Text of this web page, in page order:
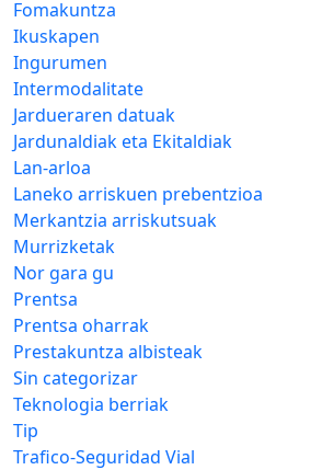
Fomakuntza
Ikuskapen
Ingurumen
Intermodalitate
Jardueraren datuak
Jardunaldiak eta Ekitaldiak
Lan-arloa
Laneko arriskuen prebentzioa
Merkantzia arriskutsuak
Murrizketak
Nor gara gu
Prentsa
Prentsa oharrak
Prestakuntza albisteak
Sin categorizar
Teknologia berriak
Tip
Trafico-Seguridad Vial